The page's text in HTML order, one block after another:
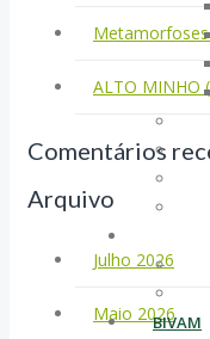
BIVAM
ALTO MINHO
Comentários
Arquivo
Julho 2026
Maio 2026